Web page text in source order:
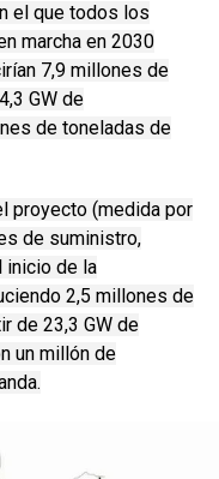
el que todos los
marcha en 2030
7,9 millones de
GW de
de toneladas de
proyecto (medida por
de suministro,
inicio de la
2,5 millones de
de 23,3 GW de
un millón de